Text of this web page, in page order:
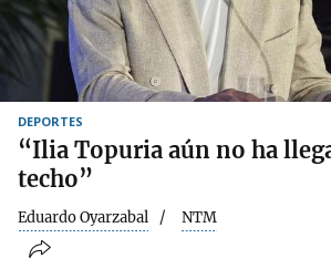
DEPORTES
“Ilia Topuria aún no ha
techo”
Eduardo Oyarzabal NTM